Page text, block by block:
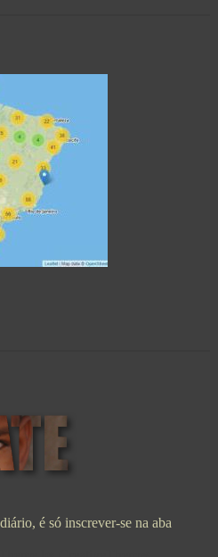
é só inscrever-se na aba